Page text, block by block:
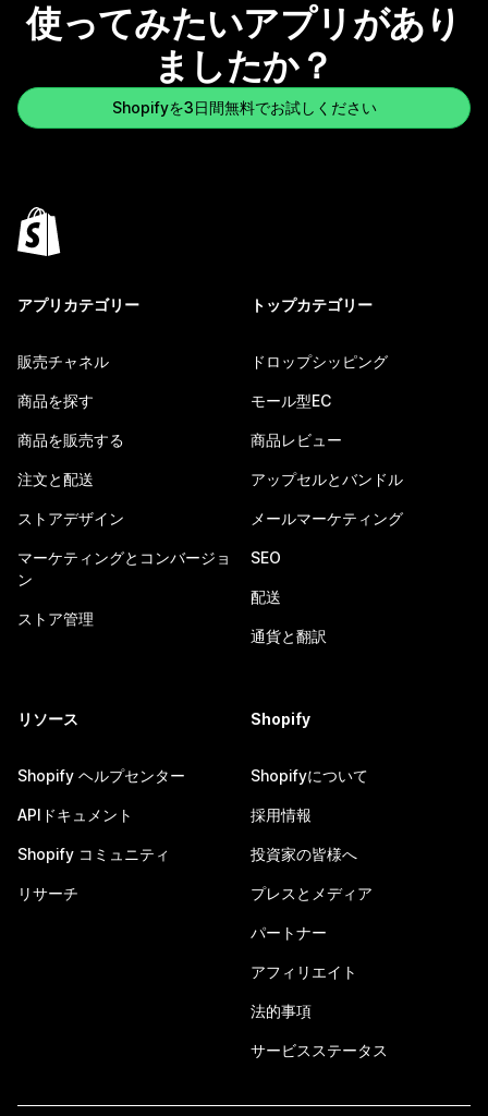
使ってみたいアプリがあり
ましたか？
Shopifyを3日間無料でお試しください
アプリカテゴリー
販売チャネル
商品を探す
商品を販売する
注文と配送
ストアデザイン
マーケティングとコンバージョ
ン
ストア管理
トップカテゴリー
ドロップシッピング
モール型EC
商品レビュー
アップセルとバンドル
メールマーケティング
SEO
配送
通貨と翻訳
リソース
Shopify ヘルプセンター
APIドキュメント
Shopify コミュニティ
リサーチ
Shopify
Shopifyについて
採用情報
投資家の皆様へ
プレスとメディア
パートナー
アフィリエイト
法的事項
サービスステータス